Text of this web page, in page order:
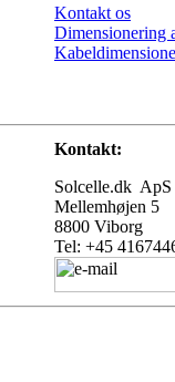
Kontakt os
Dimensionering
Kontakt:
Solcelle.dk ApS
Mellemhøjen 5
8800 Viborg
Tel: +45